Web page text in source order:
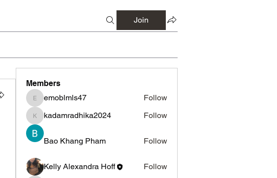
Join
Members
emoblmls47
emoblmls47 Follow
kadamradhika2024
kadamradhika2024 Follow
Bao Khang Pham Follow
Kelly Alexandra Hoff Follow